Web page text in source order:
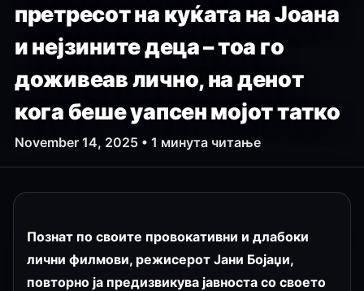
претресот на куќата на Јоана
и нејзините деца – тоа го
доживеав лично, на денот
кога беше уапсен мојот татко
November 14, 2025 • 1 минута читање
Познат по своите провокативни и длабоки
лични филмови, режисерот Јани Бојаџи,
повторно ја предизвикува јавноста со своето